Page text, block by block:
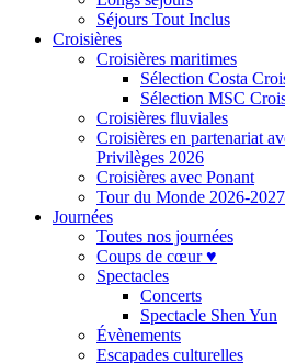
Séjours Tout Inclus
Croisières
Croisières maritimes
Sélection Costa
Sélection MSC
Croisières fluviales
Croisières en partenariat
Privilèges 2026
Croisières avec Ponant
Tour du Monde 2026-2027
Journées
Toutes nos journées
Coups de cœur ♥
Spectacles
Concerts
Spectacle Shen Yun
Évènements
Escapades culturelles